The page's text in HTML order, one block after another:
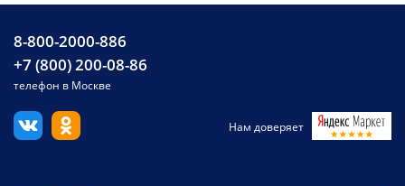
8-800-2000-886
+7 (800) 200-08-86
телефон в Москве
Нам доверяет